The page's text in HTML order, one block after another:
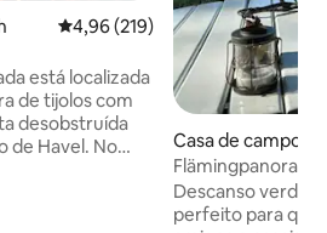
4,96 de uma avaliação média de
4,96 (219)
está localizada
de tijolos com
desobstruída
de Havel. No
Casa de campo ⋅
rf
com lareira
Descanso
perfeito para